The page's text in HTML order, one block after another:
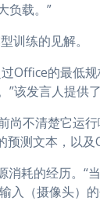
负载。”
训练的见解。
Office的最低
该发言人提供
尚不清楚它运
测文本，以及
耗的经历。“
入（摄像头）